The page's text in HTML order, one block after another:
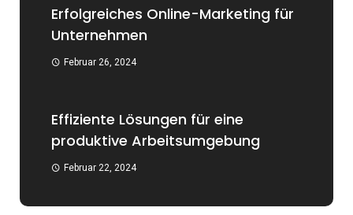
Erfolgreiches Online-Marketing für
Unternehmen
Februar 26, 2024
Effiziente Lösungen für eine
produktive Arbeitsumgebung
Februar 22, 2024